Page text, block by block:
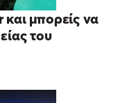
μπορείς να
του